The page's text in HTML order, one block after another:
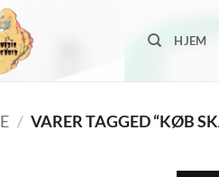
HJEM
/ VARER TAGGED “KØB